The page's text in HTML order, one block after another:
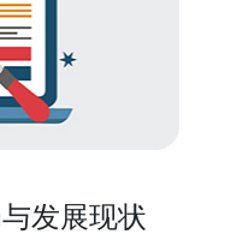
发展现状